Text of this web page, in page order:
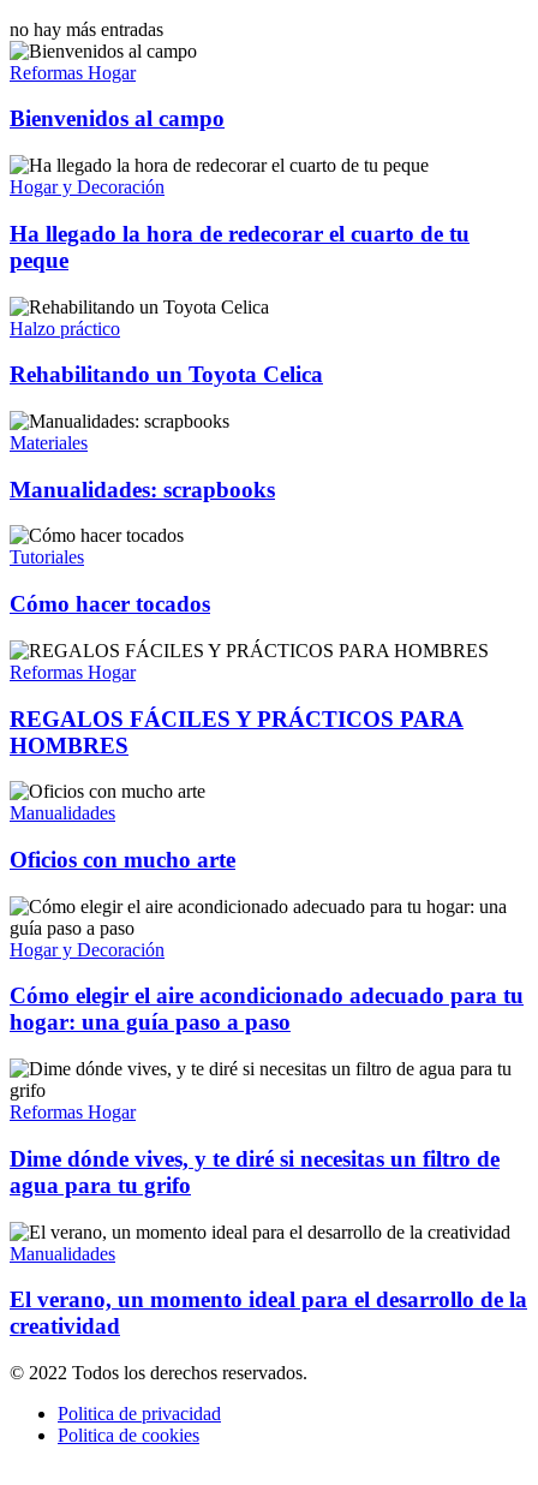
no hay más entradas
Reformas Hogar
Bienvenidos al campo
Hogar y Decoración
Ha llegado la hora de redecorar el cuarto de tu
peque
Halzo práctico
Rehabilitando un Toyota Celica
Materiales
Manualidades: scrapbooks
Tutoriales
Cómo hacer tocados
Reformas Hogar
REGALOS FÁCILES Y PRÁCTICOS PARA
HOMBRES
Manualidades
Oficios con mucho arte
Hogar y Decoración
Cómo elegir el aire acondicionado adecuado para tu
hogar: una guía paso a paso
Reformas Hogar
Dime dónde vives, y te diré si necesitas un filtro de
agua para tu grifo
Manualidades
El verano, un momento ideal para el desarrollo de la
creatividad
© 2022 Todos los derechos reservados.
Politica de privacidad
Politica de cookies